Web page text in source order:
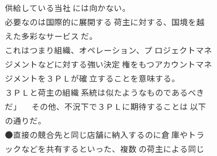
供給している当社 には向かない。
必要なのは国際的に展開する 荷主に対する、国境を越
えた多彩なサービス だ。
これはつまり組織、オペレーション、プ ロジェクトマネ
ジメントなどに対する強い決定 権をもつアカウントマネ
ジメントを３ＰＬが確 立することを意味する。
３ＰＬと荷主の組織 系統は似たようなものであるべき
だ」 その他、不況下で３ＰＬに期待することは 以下
の通りだ。
●直接の競合先と同じ店舗に納入するのに倉 庫やトラ
ックなどを共有するといった、複数 の荷主による同じ